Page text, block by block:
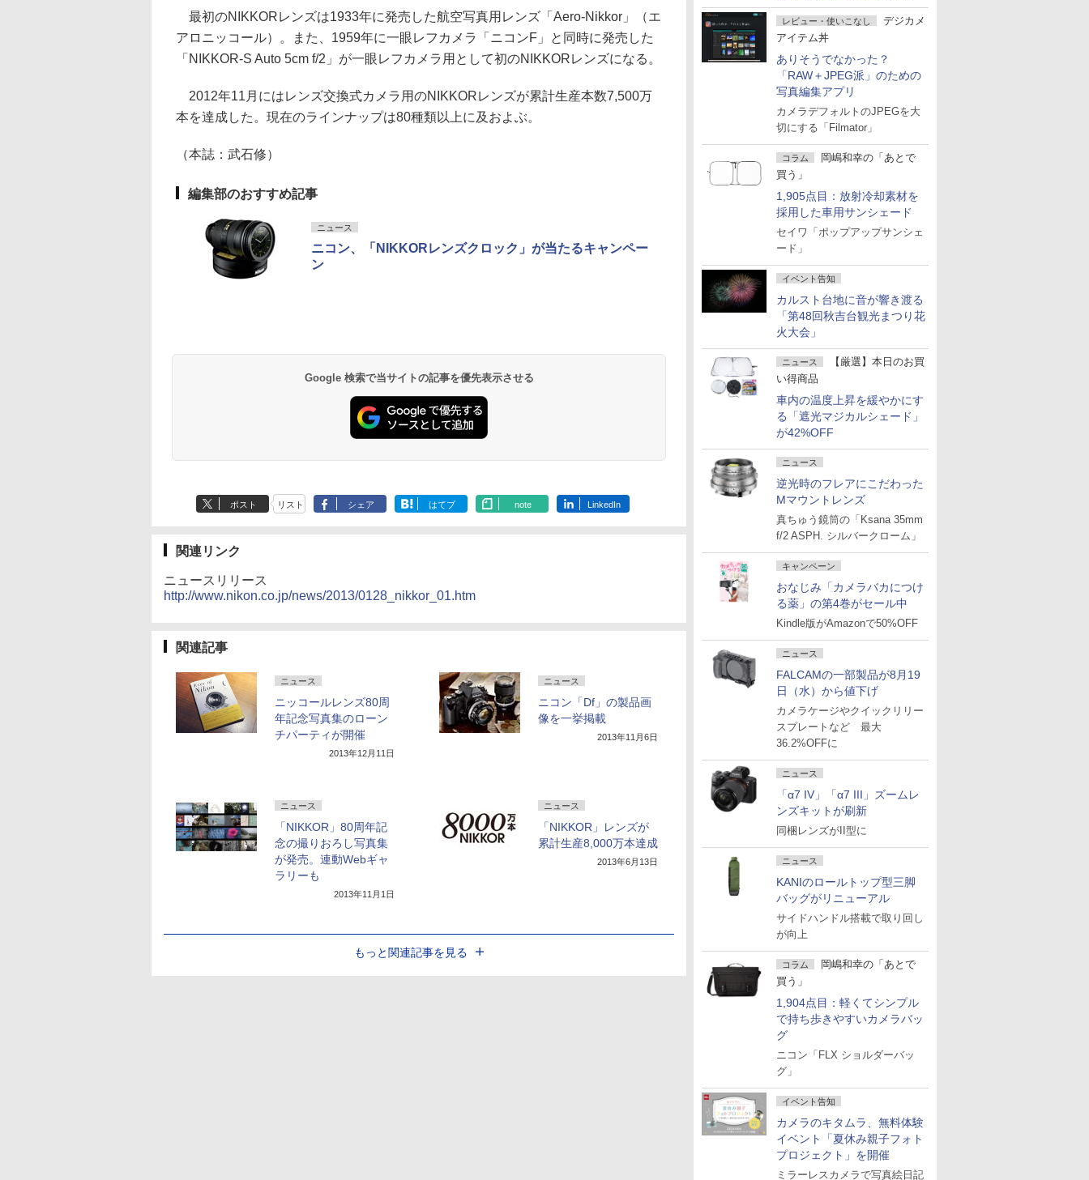
開幕
レビュー・使いこなし
デジカメ
アイテム丼
ありそうでなかった？
「RAW＋JPEG派」のための
写真編集アプリ
カメラデフォルトのJPEGを大
切にする「Filmator」
コラム
岡嶋和幸の「あとで
買う」
1,905点目：放射冷却素材を
採用した車用サンシェード
セイワ「ポップアップサンシェ
ード」
イベント告知
カルスト台地に音が響き渡る
「第48回秋吉台観光まつり花
火大会」
ニュース
【厳選】本日のお買
い得商品
車内の温度上昇を緩やかにす
る「遮光マジカルシェード」
が42%OFF
ニュース
逆光時のフレアにこだわった
Mマウントレンズ
真ちゅう鏡筒の「Ksana 35mm
f/2 ASPH. シルバークローム」
キャンペーン
おなじみ「カメラバカにつけ
る薬」の第4巻がセール中
Kindle版がAmazonで50%OFF
ニュース
FALCAMの一部製品が8月19
日（水）から値下げ
カメラケージやクイックリリー
スプレートなど 最大
36.2%OFFに
ニュース
「α7 IV」「α7 III」ズームレ
ンズキットが刷新
同梱レンズがII型に
ニュース
KANIのロールトップ型三脚
バッグがリニューアル
サイドハンドル搭載で取り回し
が向上
コラム
岡嶋和幸の「あとで
買う」
1,904点目：軽くてシンプル
で持ち歩きやすいカメラバッ
グ
ニコン「FLX ショルダーバッ
グ」
イベント告知
カメラのキタムラ、無料体験
イベント「夏休み親子フォト
プロジェクト」を開催
ミラーレスカメラで写真絵日記
最初のNIKKORレンズは1933年に発売した航空写真用レンズ「Aero-Nikkor」（エ
アロニッコール）。また、1959年に一眼レフカメラ「ニコンF」と同時に発売した
「NIKKOR-S Auto 5cm f/2」が一眼レフカメラ用として初のNIKKORレンズになる。
2012年11月にはレンズ交換式カメラ用のNIKKORレンズが累計生産本数7,500万
本を達成した。現在のラインナップは80種類以上に及およぶ。
（本誌：武石修）
編集部のおすすめ記事
ニュース
ニコン、「NIKKORレンズクロック」が当たるキャンペー
ン
Google 検索で当サイトの記事を優先表示させる
ポスト リスト シェア はてブ note LinkedIn
関連リンク
ニュースリリース
http://www.nikon.co.jp/news/2013/0128_nikkor_01.htm
関連記事
ニュース
ニッコールレンズ80周
年記念写真集のローン
チパーティが開催
2013年12月11日
ニュース
ニコン「Df」の製品画
像を一挙掲載
2013年11月6日
ニュース
「NIKKOR」80周年記
念の撮りおろし写真集
が発売。連動Webギャ
ラリーも
2013年11月1日
ニュース
「NIKKOR」レンズが
累計生産8,000万本達成
2013年6月13日
もっと関連記事を見る